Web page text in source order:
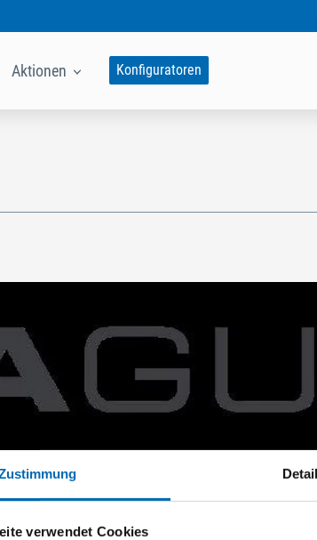
Zustimmung
verwendet Cookies
Aktionen Konfiguratoren